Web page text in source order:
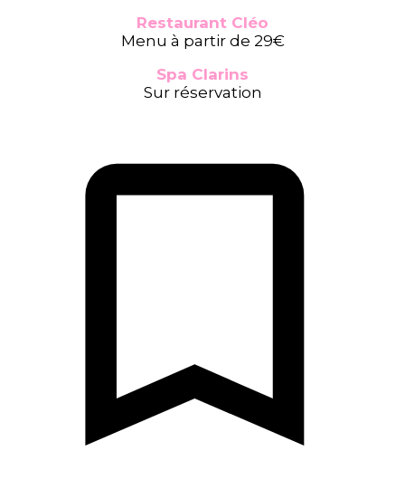
Restaurant Cléo
Menu à partir de 29€
Spa Clarins
Sur réservation